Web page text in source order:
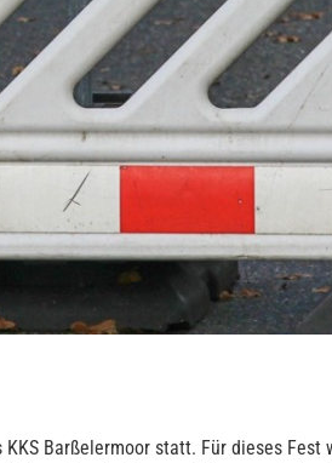
Barßelermoor statt. Für dieses Fest